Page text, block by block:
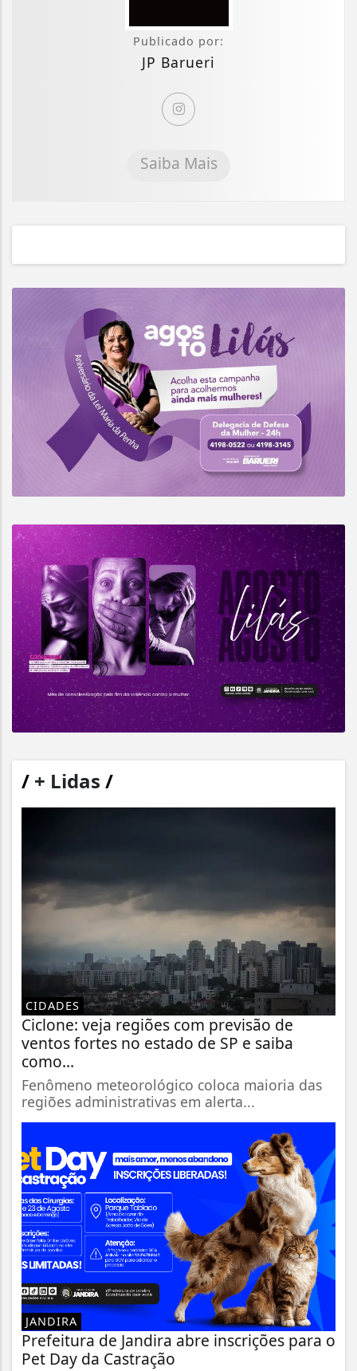
Publicado por:
JP Barueri
Saiba Mais
/ + Lidas /
CIDADES
Ciclone: veja regiões com previsão de
ventos fortes no estado de SP e saiba
como...
Fenômeno meteorológico coloca maioria das
regiões administrativas em alerta...
JANDIRA
Prefeitura de Jandira abre inscrições para o
Pet Day da Castração